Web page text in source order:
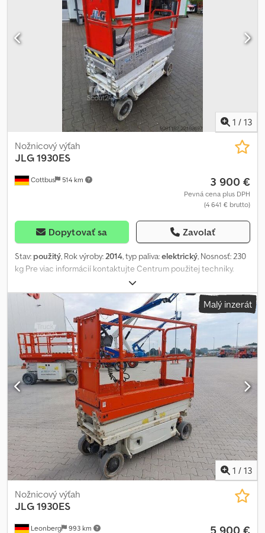
1 / 13
Cottbus 514 km
Nožnicový výťah
JLG1930ES
3 900 €
Pevná cena plus DPH
(4 641 € brutto)
Dopytovať sa Zavolať
Stav: použitý, Rok výroby: 2014, typ paliva:elektrický, Nosnosť: 230
kg Pre viac informácií kontaktujte Centrum použitej techniky.
Malý inzerát
1 / 13
Leonberg 993 km
Nožnicový výťah
JLG1930ES